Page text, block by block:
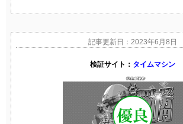
記事更新日：2023年6月8日
検証サイト： タイムマシン